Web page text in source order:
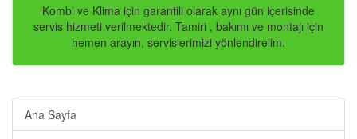
Kombi ve Klima için garantili olarak aynı gün içerisinde
servis hizmeti verilmektedir. Tamiri , bakımı ve montajı için
hemen arayın, servislerimizi yönlendirelim.
Ana Sayfa